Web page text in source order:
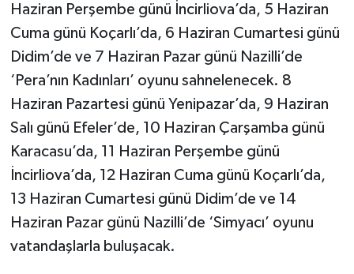
Haziran Perşembe günü İncirliova’da, 5 Haziran
Cuma günü Koçarlı’da, 6 Haziran Cumartesi günü
Didim’de ve 7 Haziran Pazar günü Nazilli’de
‘Pera’nın Kadınları’ oyunu sahnelenecek. 8
Haziran Pazartesi günü Yenipazar’da, 9 Haziran
Salı günü Efeler’de, 10 Haziran Çarşamba günü
Karacasu’da, 11 Haziran Perşembe günü
İncirliova’da, 12 Haziran Cuma günü Koçarlı’da,
13 Haziran Cumartesi günü Didim’de ve 14
Haziran Pazar günü Nazilli’de ‘Simyacı’ oyunu
vatandaşlarla buluşacak.